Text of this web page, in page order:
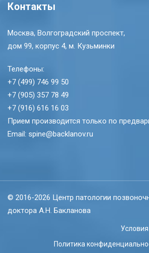
Контакты
Москва, Волгоградский проспект,
дом 99, корпус 4, м. Кузьминки
Телефоны:
+7 (499) 746 99 50
+7 (905) 357 78 49
+7 (916) 616 16 03
Прием производится только по
Email: spine@backlanov.ru
© 2016-2026 Центр патологии
доктора А.Н. Бакланова
Политика